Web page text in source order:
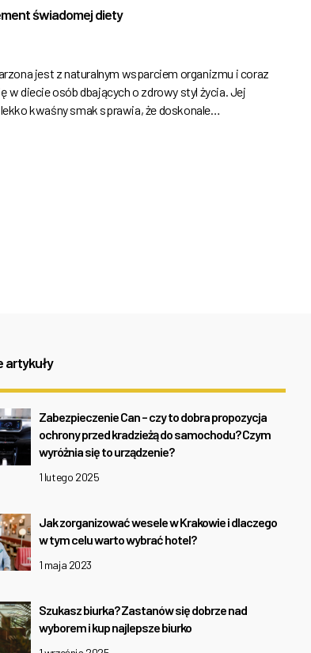
świadomej diety
jest z naturalnym wsparciem organizmu i coraz
w diecie osób dbających o zdrowy styl życia. Jej
kwaśny smak sprawia, że doskonale…
artykuły
Zabezpieczenie Can – czy to dobra propozycja
ochrony przed kradzieżą do samochodu? Czym
wyróżnia się to urządzenie?
1 lutego 2025
Jak zorganizować wesele w Krakowie i dlaczego
w tym celu warto wybrać hotel?
1 maja 2023
Szukasz biurka? Zastanów się dobrze nad
wyborem i kup najlepsze biurko